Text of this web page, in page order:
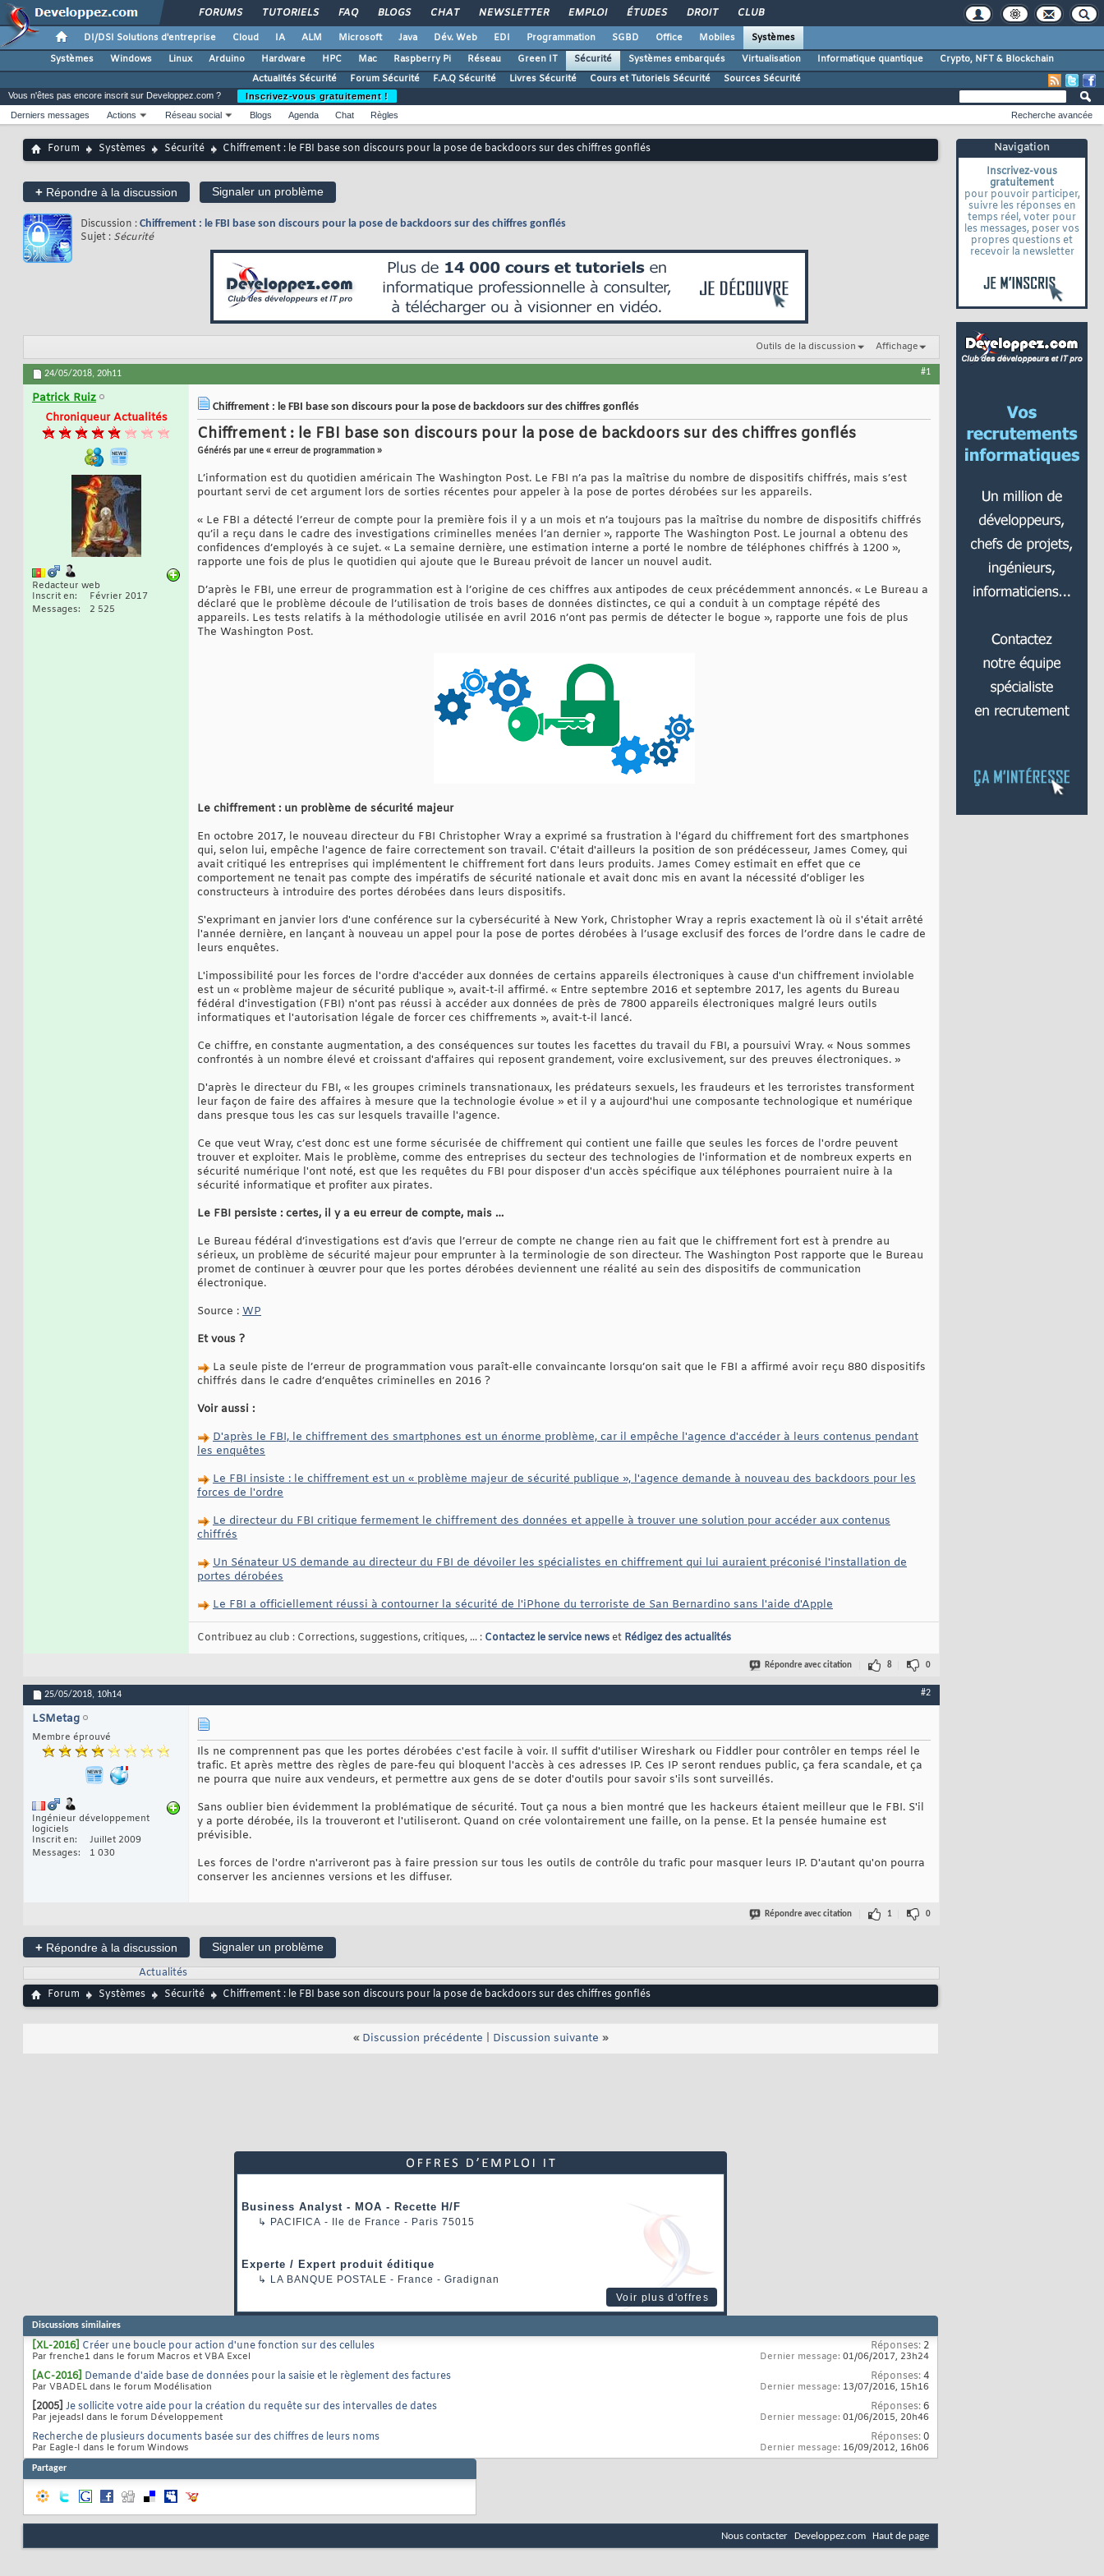
FORUMS TUTORIELS FAQ BLOGS CHAT NEWSLETTER EMPLOI ÉTUDES DROIT CLUB
DI/DSI Solutions d'entreprise Cloud IA ALM Microsoft Java Dév. Web EDI Programmation SGBD Office Mobiles
Systèmes
Systèmes
Windows Linux Arduino Hardware HPC Mac Raspberry Pi Réseau Green IT Sécurité Systèmes embarqués Virtualisation Informatique quantique
Crypto, NFT & Blockchain
Actualités Sécurité
Forum Sécurité F.A.Q Sécurité Livres Sécurité Cours et Tutoriels Sécurité Sources Sécurité
Navigation
Inscrivez-vous
gratuitement
pour pouvoir participer,
suivre les réponses en
temps réel, voter pour
les messages, poser vos
propres questions et
recevoir la newsletter
Vous n'êtes pas encore inscrit sur Developpez.com ?
Inscrivez-vous gratuitement !
Derniers messages
Actions Réseau social Blogs Agenda Chat Règles Recherche avancée
Forum Systèmes Sécurité Chiffrement : le FBI base son discours pour la pose de backdoors sur des chiffres gonflés
+ Répondre à la discussion Signaler un problème
Discussion : Chiffrement : le FBI base son discours pour la pose de backdoors sur des chiffres gonflés
Sujet : Sécurité
Outils de la discussion Affichage
24/05/2018, 20h11 #1
Patrick Ruiz
Chroniqueur Actualités
Redacteur web
Inscrit en
Février 2017
Messages
2 525
Chiffrement : le FBI base son discours pour la pose de backdoors sur des chiffres gonflés
Chiffrement : le FBI base son discours pour la pose de backdoors sur des chiffres gonflés
Générés par une « erreur de programmation »
L’information est du quotidien américain The Washington Post. Le FBI n’a pas la maîtrise du nombre de dispositifs chiffrés, mais s’est
pourtant servi de cet argument lors de sorties récentes pour appeler à la pose de portes dérobées sur les appareils.
« Le FBI a détecté l’erreur de compte pour la première fois il y a un mois et n’a toujours pas la maîtrise du nombre de dispositifs chiffrés
qu’il a reçu dans le cadre des investigations criminelles menées l’an dernier », rapporte The Washington Post. Le journal a obtenu des
confidences d’employés à ce sujet. « La semaine dernière, une estimation interne a porté le nombre de téléphones chiffrés à 1200 »,
rapporte une fois de plus le quotidien qui ajoute que le Bureau prévoit de lancer un nouvel audit.
D’après le FBI, une erreur de programmation est à l’origine de ces chiffres aux antipodes de ceux précédemment annoncés. « Le Bureau a
déclaré que le problème découle de l’utilisation de trois bases de données distinctes, ce qui a conduit à un comptage répété des
appareils. Les tests relatifs à la méthodologie utilisée en avril 2016 n’ont pas permis de détecter le bogue », rapporte une fois de plus
The Washington Post.
Le chiffrement : un problème de sécurité majeur
En octobre 2017, le nouveau directeur du FBI Christopher Wray a exprimé sa frustration à l'égard du chiffrement fort des smartphones
qui, selon lui, empêche l'agence de faire correctement son travail. C'était d'ailleurs la position de son prédécesseur, James Comey, qui
avait critiqué les entreprises qui implémentent le chiffrement fort dans leurs produits. James Comey estimait en effet que ce
comportement ne tenait pas compte des impératifs de sécurité nationale et avait donc mis en avant la nécessité d’obliger les
constructeurs à introduire des portes dérobées dans leurs dispositifs.
S'exprimant en janvier lors d'une conférence sur la cybersécurité à New York, Christopher Wray a repris exactement là où il s'était arrêté
l'année dernière, en lançant à nouveau un appel pour la pose de portes dérobées à l’usage exclusif des forces de l’ordre dans le cadre de
leurs enquêtes.
L'impossibilité pour les forces de l'ordre d'accéder aux données de certains appareils électroniques à cause d'un chiffrement inviolable
est un « problème majeur de sécurité publique », avait-t-il affirmé. « Entre septembre 2016 et septembre 2017, les agents du Bureau
fédéral d'investigation (FBI) n'ont pas réussi à accéder aux données de près de 7800 appareils électroniques malgré leurs outils
informatiques et l'autorisation légale de forcer ces chiffrements », avait-t-il lancé.
Ce chiffre, en constante augmentation, a des conséquences sur toutes les facettes du travail du FBI, a poursuivi Wray. « Nous sommes
confrontés à un nombre élevé et croissant d'affaires qui reposent grandement, voire exclusivement, sur des preuves électroniques. »
D'après le directeur du FBI, « les groupes criminels transnationaux, les prédateurs sexuels, les fraudeurs et les terroristes transforment
leur façon de faire des affaires à mesure que la technologie évolue » et il y a aujourd'hui une composante technologique et numérique
dans presque tous les cas sur lesquels travaille l'agence.
Ce que veut Wray, c’est donc est une forme sécurisée de chiffrement qui contient une faille que seules les forces de l'ordre peuvent
trouver et exploiter. Mais le problème, comme des entreprises du secteur des technologies de l'information et de nombreux experts en
sécurité numérique l'ont noté, est que les requêtes du FBI pour disposer d'un accès spécifique aux téléphones pourraient nuire à la
sécurité informatique et profiter aux pirates.
Le FBI persiste : certes, il y a eu erreur de compte, mais …
Le Bureau fédéral d’investigations est d’avis que l’erreur de compte ne change rien au fait que le chiffrement fort est à prendre au
sérieux, un problème de sécurité majeur pour emprunter à la terminologie de son directeur. The Washington Post rapporte que le Bureau
promet de continuer à œuvrer pour que les portes dérobées deviennent une réalité au sein des dispositifs de communication
électronique.
Source : WP
Et vous ?
La seule piste de l’erreur de programmation vous paraît-elle convaincante lorsqu’on sait que le FBI a affirmé avoir reçu 880 dispositifs
chiffrés dans le cadre d’enquêtes criminelles en 2016 ?
Voir aussi :
D'après le FBI, le chiffrement des smartphones est un énorme problème, car il empêche l'agence d'accéder à leurs contenus pendant
les enquêtes
Le FBI insiste : le chiffrement est un « problème majeur de sécurité publique », l'agence demande à nouveau des backdoors pour les
forces de l'ordre
Le directeur du FBI critique fermement le chiffrement des données et appelle à trouver une solution pour accéder aux contenus
chiffrés
Un Sénateur US demande au directeur du FBI de dévoiler les spécialistes en chiffrement qui lui auraient préconisé l'installation de
portes dérobées
Le FBI a officiellement réussi à contourner la sécurité de l'iPhone du terroriste de San Bernardino sans l'aide d'Apple
Contribuez au club : Corrections, suggestions, critiques, ... : Contactez le service newset Rédigez des actualités
Répondre avec citation 8 0
25/05/2018, 10h14 #2
LSMetag
Membre éprouvé
Ingénieur développement
logiciels
Inscrit en
Juillet 2009
Messages
1 030
Ils ne comprennent pas que les portes dérobées c'est facile à voir. Il suffit d'utiliser Wireshark ou Fiddler pour contrôler en temps réel le
trafic. Et après mettre des règles de pare-feu qui bloquent l'accès à ces adresses IP. Ces IP seront rendues public, ça fera scandale, et ça
ne pourra que nuire aux vendeurs, et permettre aux gens de se doter d'outils pour savoir s'ils sont surveillés.
Sans oublier bien évidemment la problématique de sécurité. Tout ça nous a bien montré que les hackeurs étaient meilleur que le FBI. S'il
y a porte dérobée, ils la trouveront et l'utiliseront. Quand on crée volontairement une faille, on la pense. Et la pensée humaine est
prévisible.
Les forces de l'ordre n'arriveront pas à faire pression sur tous les outils de contrôle du trafic pour masquer leurs IP. D'autant qu'on pourra
conserver les anciennes versions et les diffuser.
Répondre avec citation 1 0
+ Répondre à la discussion
Signaler un problème
Actualités
Forum
Systèmes Sécurité Chiffrement : le FBI base son discours pour la pose de backdoors sur des chiffres gonflés
« Discussion précédente Discussion suivante »
Business Analyst - MOA - Recette H/F
↳ PACIFICA - Ile de France - Paris 75015
Experte / Expert produit éditique
↳ LA BANQUE POSTALE - France - Gradignan
Voir plus d'offres
Discussions similaires
[XL-2016] Créer une boucle pour action d'une fonction sur des cellules
Par frenche1 dans le forum Macros et VBA Excel
Réponses: 2
Dernier message: 01/06/2017, 23h24
[AC-2016] Demande d'aide base de données pour la saisie et le règlement des factures
Par VBADEL dans le forum Modélisation
Réponses:4
Dernier message: 13/07/2016, 15h16
[2005] Je sollicite votre aide pour la création du requête sur des intervalles de dates
Par jejeadsl dans le forum Développement
Réponses:6
Dernier message: 01/06/2015, 20h46
Recherche de plusieurs documents basée sur des chiffres de leurs noms
Par Eagle-I dans le forum Windows
Réponses:0
Dernier message: 16/09/2012, 16h06
Partager
Nous contacter Developpez.com Haut de page